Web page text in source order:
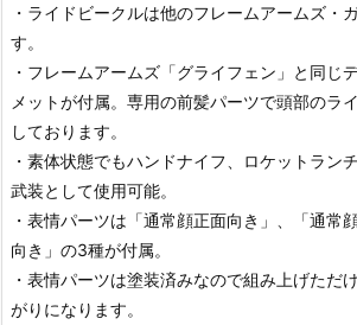
・ライドビークルは他のフレームアームズ・
す。
・フレームアームズ「グライフェン」と同じ
メットが付属。専用の前髪パーツで頭部のラ
しております。
・素体状態でもハンドナイフ、ロケットラン
武装として使用可能。
・表情パーツは「通常顔正面向き」、「通常
向き」の3種が付属。
・表情パーツは塗装済みなので組み上げただ
がりになります。